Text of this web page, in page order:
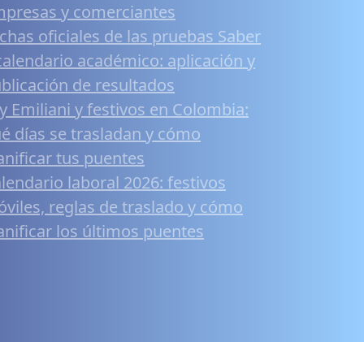
y comerciantes
oficiales de las pruebas Saber
académico: aplicación y
de resultados
Emiliani y festivos en Colombia:
días se trasladan y cómo
tus puentes
laboral 2026: festivos
reglas de traslado y cómo
los últimos puentes